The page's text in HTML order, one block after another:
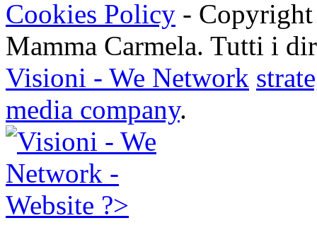
Cookies Policy - Copyright
Mamma Carmela. Tutti i
Visioni - We Network
media company.